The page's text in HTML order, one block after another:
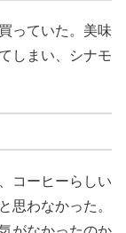
っていた。美味
しまい、シナモ
コーヒーらしい
思わなかった。